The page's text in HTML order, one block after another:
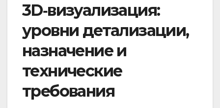
3D‑визуализация:
уровни детализации,
назначение и
технические
требования